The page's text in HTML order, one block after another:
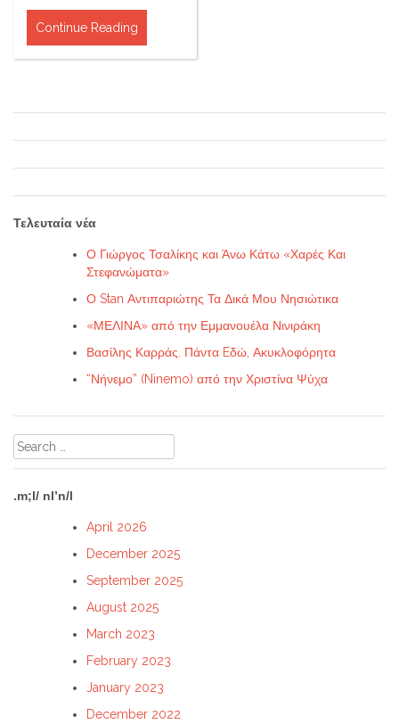
Continue Reading
Τελευταία νέα
Ο Γιώργος Τσαλίκης και Άνω Κάτω «Χαρές Και
Στεφανώματα»
Ο Stan Αντιπαριώτης Τα Δικά Μου Νησιώτικα
«ΜΕΛΙΝΑ» από την Εμμανουέλα Νινιράκη
Βασίλης Καρράς. Πάντα Eδώ, Ακυκλοφόρητα
“Νήνεμο” (Ninemo) από την Χριστίνα Ψύχα
Search
for:
.m;l/ nl’n/l
April 2026
December 2025
September 2025
August 2025
March 2023
February 2023
January 2023
December 2022